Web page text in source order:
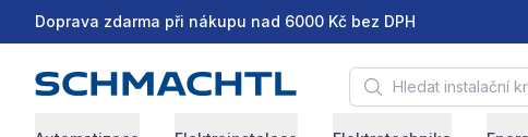
Doprava zdarma při nákupu nad 6000 Kč bez DPH
Hledat instalační